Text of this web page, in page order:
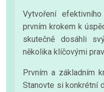
Vytvoření
prvním krokem k
skutečně dosáhli
několika klíčovými
Prvním a základním
Stanovte si konkrétní